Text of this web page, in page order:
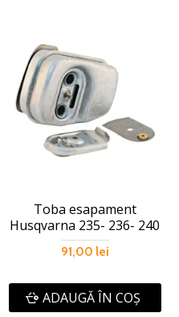
Toba esapament
Husqvarna 235- 236- 240
91,00 lei
ADAUGĂ ÎN COŞ